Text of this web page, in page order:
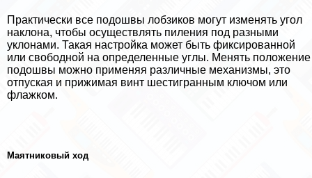
Пpaктически все подошвы лобзиков могут изменять угол
наклона, чтобы осуществлять пиления под разными
уклонами. Такая настройка может быть фиксированной
или свободной на определенные углы. Менять положение
подошвы можно применяя различные механизмы, это
отпуская и прижимая винт шестигранным ключом или
флажком.
Маятниковый ход